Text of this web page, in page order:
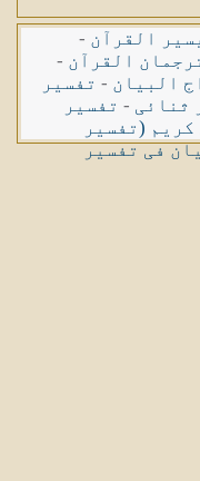
القرآن -
القرآن -
البیان - تفسیر
ثنائی - تفسیر
(تفسیر
فی تفسیر